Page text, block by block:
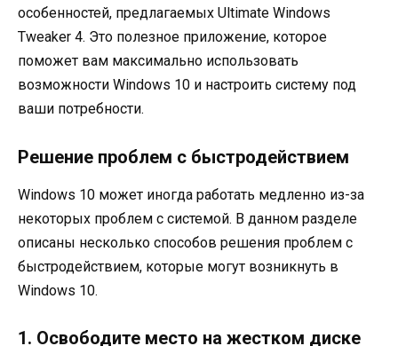
особенностей, предлагаемых Ultimate Windows
Tweaker 4. Это полезное приложение, которое
поможет вам максимально использовать
возможности Windows 10 и настроить систему под
ваши потребности.
Решение проблем с быстродействием
Windows 10 может иногда работать медленно из-за
некоторых проблем с системой. В данном разделе
описаны несколько способов решения проблем с
быстродействием, которые могут возникнуть в
Windows 10.
1. Освободите место на жестком диске